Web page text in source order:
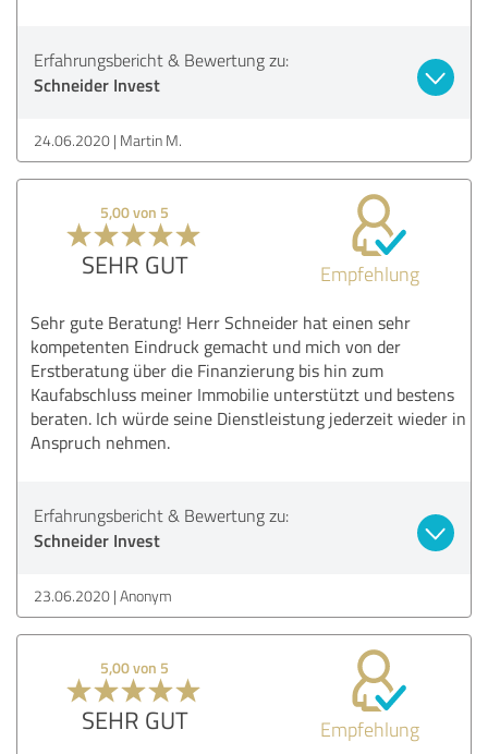
Erfahrungsbericht & Bewertung zu:
Schneider Invest
24.06.2020 Martin M.
5,00 von 5
SEHR GUT Empfehlung
Sehr gute Beratung! Herr Schneider hat einen sehr
kompetenten Eindruck gemacht und mich von der
Erstberatung über die Finanzierung bis hin zum
Kaufabschluss meiner Immobilie unterstützt und bestens
beraten. Ich würde seine Dienstleistung jederzeit wieder in
Anspruch nehmen.
Erfahrungsbericht & Bewertung zu:
Schneider Invest
23.06.2020 Anonym
5,00 von 5
SEHR GUT Empfehlung